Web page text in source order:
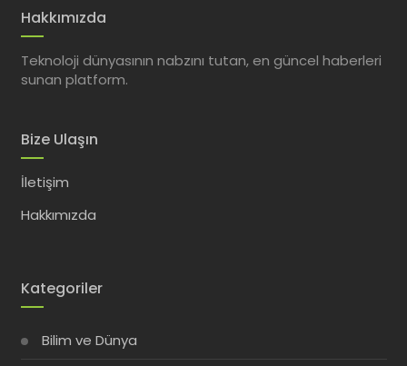
Hakkımızda
Teknoloji dünyasının nabzını tutan, en güncel haberleri
sunan platform.
Bize Ulaşın
İletişim
Hakkımızda
Kategoriler
Bilim ve Dünya